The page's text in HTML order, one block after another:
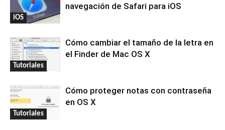
iOS
navegación de Safari para iOS
Tutoriales
Cómo cambiar el tamaño de la letra en
el Finder de Mac OS X
Tutoriales
Cómo proteger notas con contraseña
en OS X